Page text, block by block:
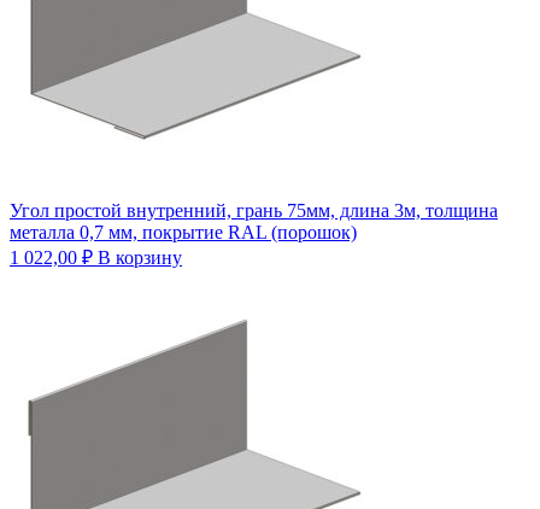
Угол простой внутренний, грань 75мм, длина 3м, толщина
металла 0,7 мм, покрытие RAL (порошок)
1 022,00 ₽ В корзину